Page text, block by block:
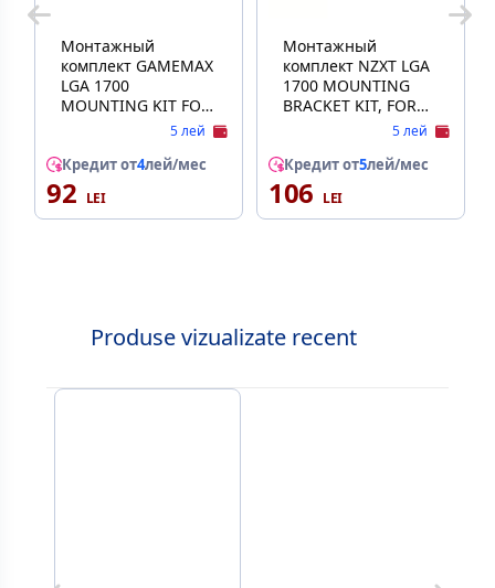
Монтажный
комплект GAMEMAX
LGA 1700
MOUNTING KIT FOR
5 лей
Кредит от4лей/мес
92
Монтажный
комплект NZXT LGA
1700 MOUNTING
BRACKET KIT, FOR
KRAKEN X AND Z
BLACK
5 лей
Кредит от5лей/мес
106
Produse vizualizate recent